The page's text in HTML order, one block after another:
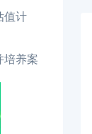
值计
培养案